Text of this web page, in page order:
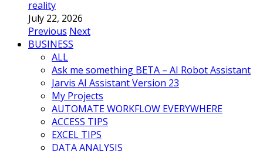
reality
July 22, 2026
Previous Next
BUSINESS
ALL
Ask me something BETA – AI Robot Assistant
Jarvis AI Assistant Version 23
My Projects
AUTOMATE WORKFLOW EVERYWHERE
ACCESS TIPS
EXCEL TIPS
DATA ANALYSIS